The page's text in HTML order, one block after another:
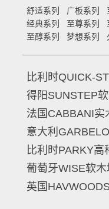
舒适系列 广板系列
经典系列
至尊系列
至醇系列
梦想系列
比利时QUICK-
得阳SUNSTEP
法国CABBANI实
意大利
比利时PARKY高
葡萄牙WISE软木
英国